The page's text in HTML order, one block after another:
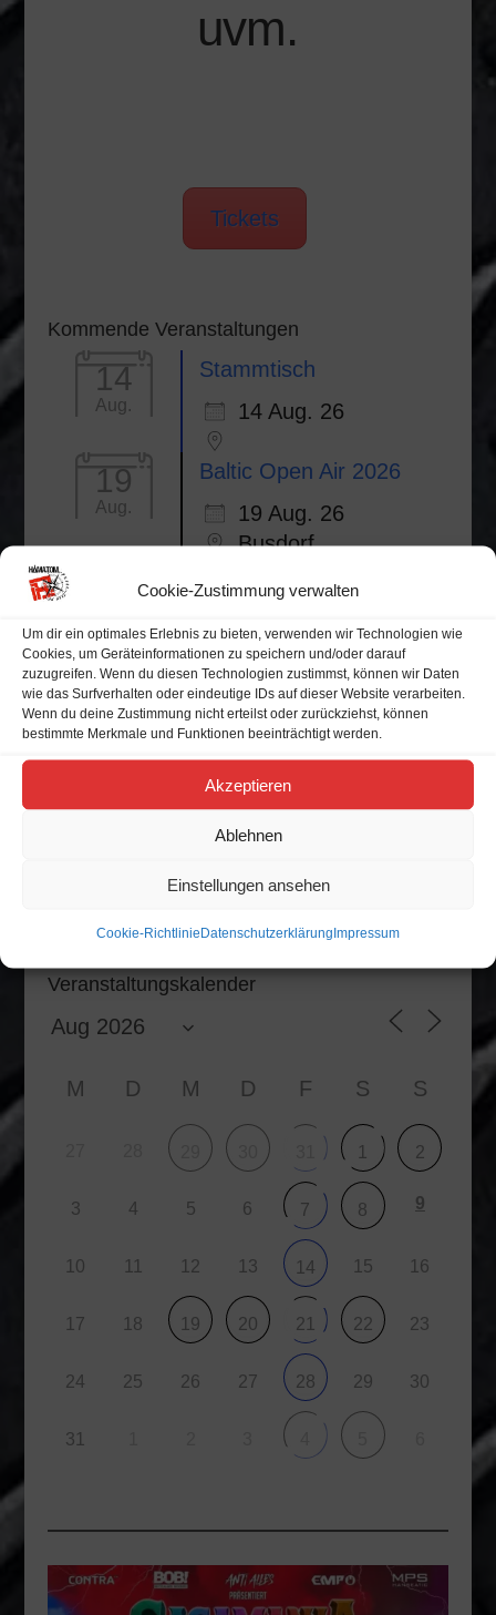
Cookie-Zustimmung verwalten
Um dir ein optimales Erlebnis zu bieten, verwenden wir Technologien wie
Cookies, um Geräteinformationen zu speichern und/oder darauf
zuzugreifen. Wenn du diesen Technologien zustimmst, können wir Daten
wie das Surfverhalten oder eindeutige IDs auf dieser Website verarbeiten.
Wenn du deine Zustimmung nicht erteilst oder zurückziehst, können
bestimmte Merkmale und Funktionen beeinträchtigt werden.
Akzeptieren
Ablehnen
Einstellungen ansehen
Cookie-RichtlinieDatenschutzerklärungImpressum
uvm.
Tickets
Kommende Veranstaltungen
14
Aug.
Stammtisch
14 Aug. 26
19
Aug.
Baltic Open Air 2026
19 Aug. 26
Busdorf
10 Jahre - Wir sind Gott
21 Aug. 26
Neubrandenburg
21
Aug.
Stammtisch
21 Aug. 26
Veranstaltungskalender
M D M D F S S
1 2
3 4 5 6 7 8 9
10 11 12 13 14 15 16
17 18 19 20 21 22 23
24 25 26 27 28 29 30
31